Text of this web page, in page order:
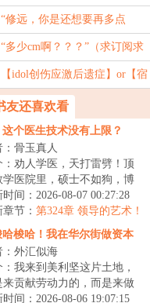
（求订阅求月票）
修远，你是还想要再多点
（求订阅求月票）
多少cm啊？？？”（求订阅求
【idol创伤应激后遗症】or【宿
早上】（求订阅求月票）
友还喜欢看
这个医生技术没有上限？
：骨玉真人
：劝人学医，天打雷劈！顶
学医院里，硕士不如狗，博
地走。学霸、学神遍地走。
高高在上，...
时间：2026-08-07 00:27:28
节： 第324章 领导的艺术！
哈梭哈！我在华尔街做资本
：外汇似海
：我来到美利坚这片土地，
来贡献劳动力的，而是来做
的。重生年，岁的陆尘跟随
时间：2026-08-06 19:07:15